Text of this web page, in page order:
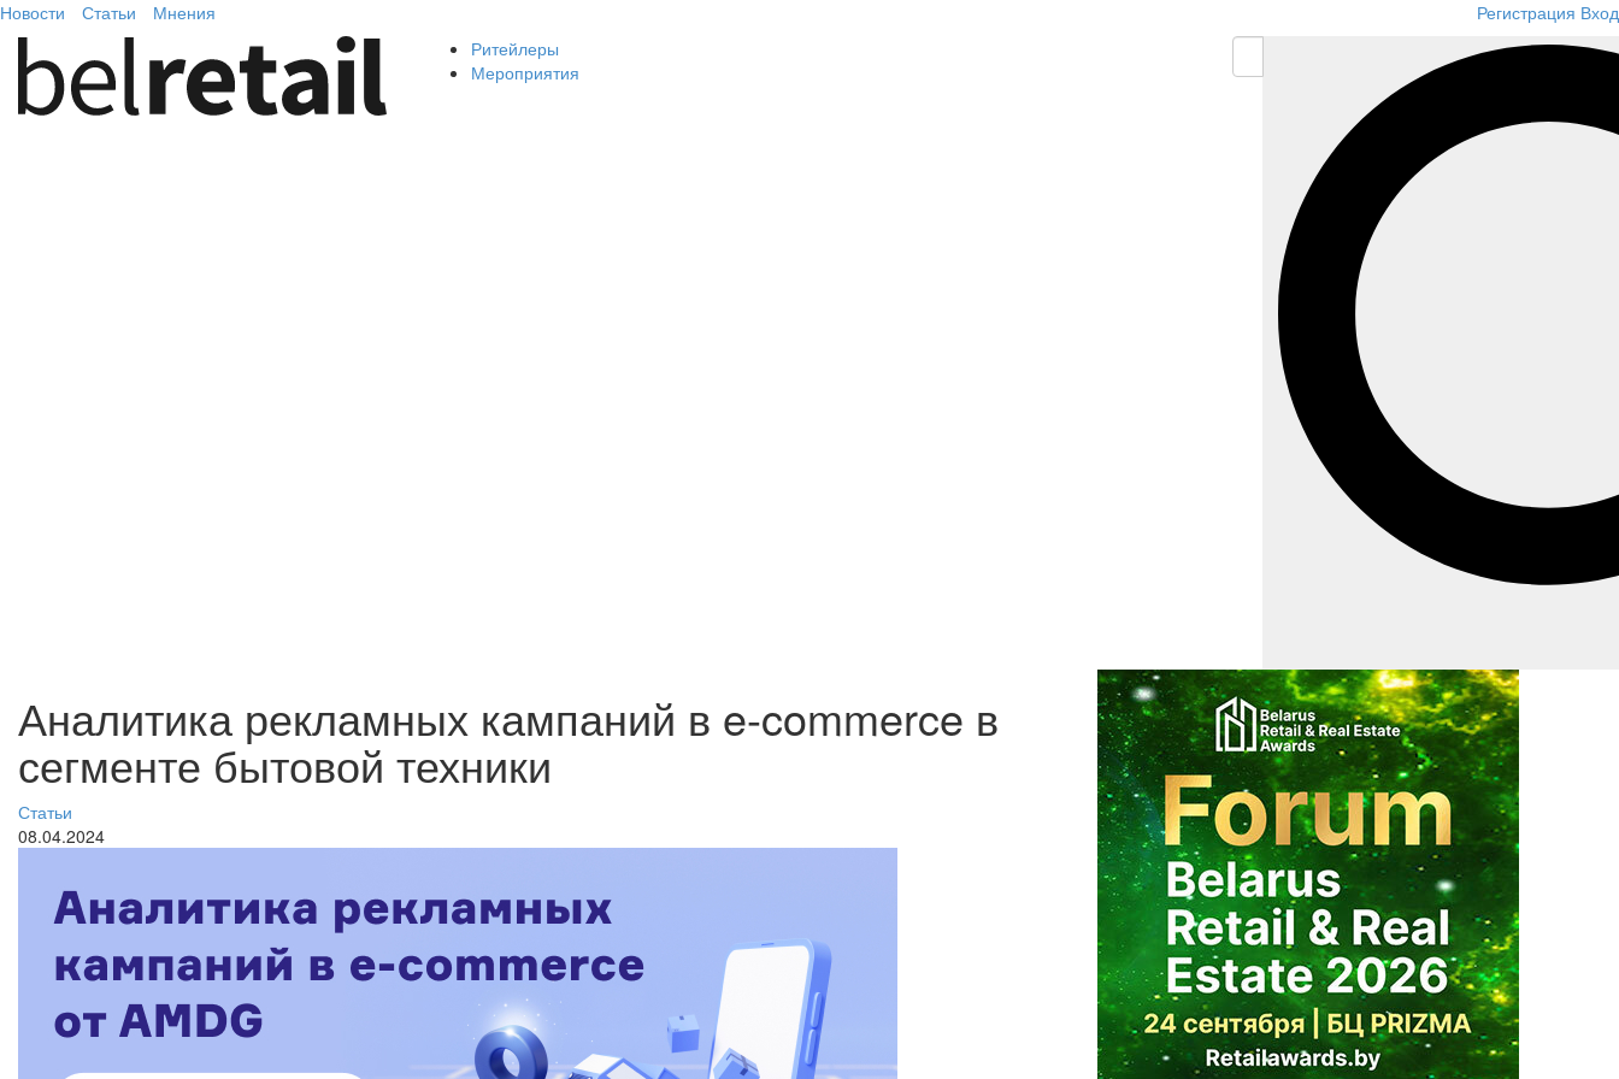
Новости Статьи Мнения Регистрация Вход
Ритейлеры
Мероприятия
Аналитика рекламных кампаний в e-commerce в
сегменте бытовой техники
Статьи
08.04.2024